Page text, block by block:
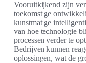
Vooruitkijkend zijn
toekomstige
kunstmatige
van hoe technologie
processen verder te
Bedrijven kunnen
oplossingen, wat de